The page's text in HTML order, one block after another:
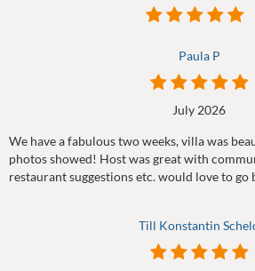
Paula P
July 2026
We have a fabulous two weeks, villa was
photos showed! Host was great with
restaurant suggestions etc. would love to go
Till Konstantin